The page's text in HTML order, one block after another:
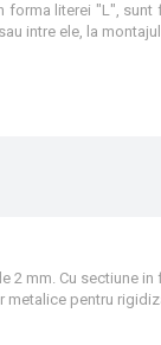
literei "L",
intre ele, la
2 mm. Cu sectiune
pentru